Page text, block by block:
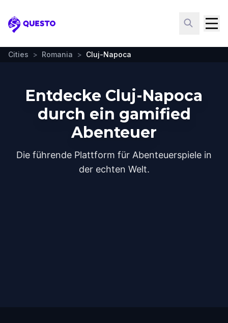
Questo
Cities > Romania > Cluj-Napoca
Entdecke Cluj-Napoca
durch ein gamified
Abenteuer
Die führende Plattform für Abenteuerspiele in
der echten Welt.